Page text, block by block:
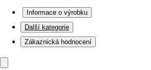
Informace o výrobku
Další kategorie
Zákaznická hodnocení